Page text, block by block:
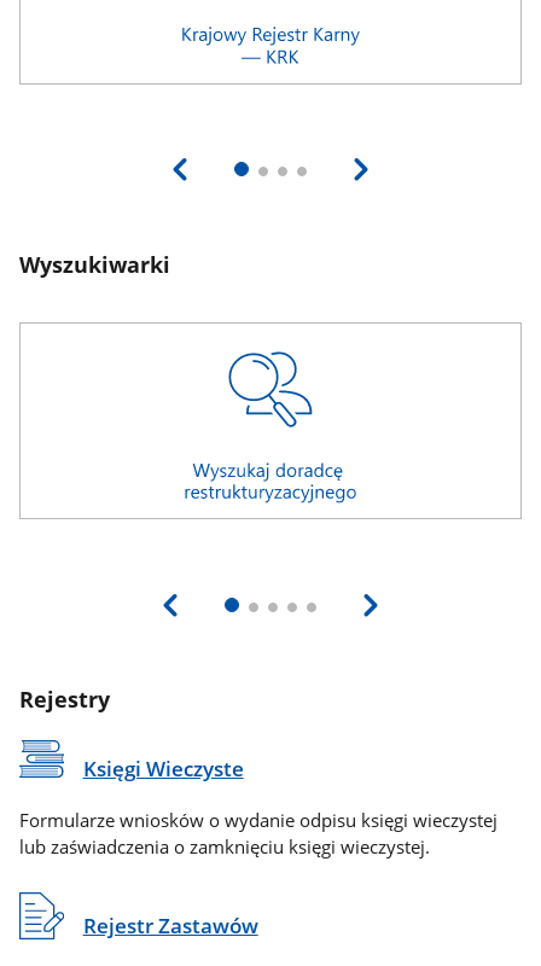
Wyszukiwarki
Rejestry
Księgi Wieczyste
Formularze wniosków o wydanie odpisu księgi wieczystej
lub zaświadczenia o zamknięciu księgi wieczystej.
Rejestr Zastawów